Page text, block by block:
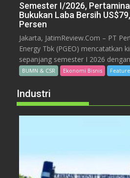
Semester I/2026,
Bukukan Laba Bersih
Persen
Jakarta, JatimReview.Com – PT
Energy Tbk (PGEO) mencatatkan
sepanjang semester I 2026
BUMN & CSR Ekonomi Bisnis
Industri